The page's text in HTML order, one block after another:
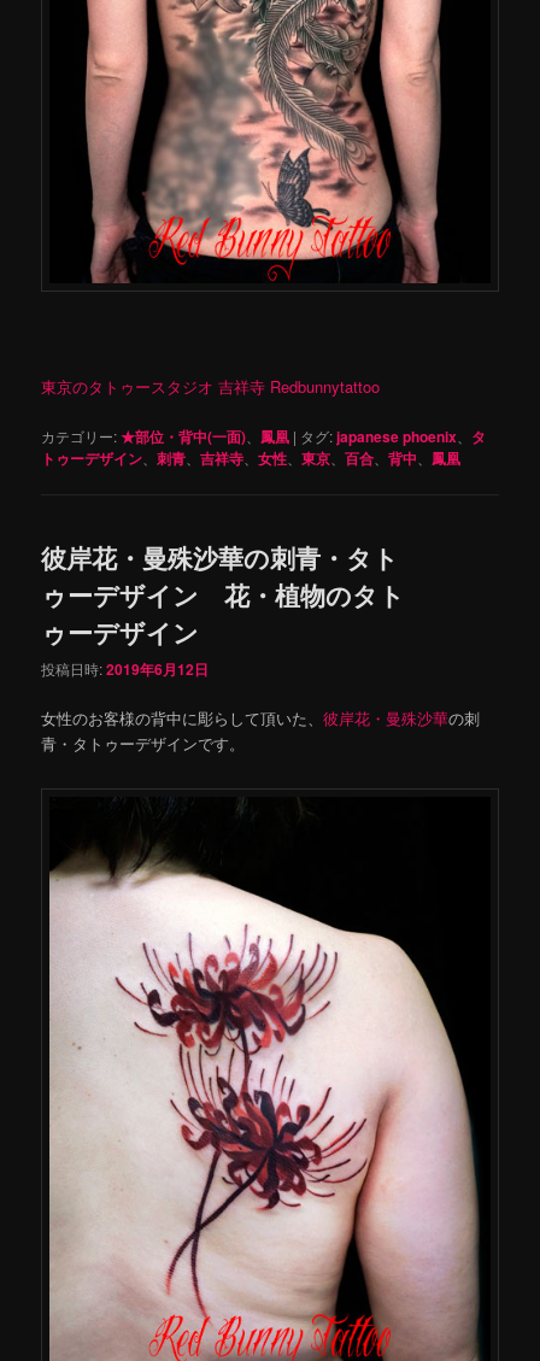
東京のタトゥースタジオ 吉祥寺 Redbunnytattoo
カテゴリー:★部位・背中(一面) 鳳凰 | タグ:japanese phoenix
タ
トゥーデザイン 、刺青 、吉祥寺 、女性 、東京 、百合 、背中 鳳凰
彼岸花・曼殊沙華の刺青・タト
ゥーデザイン 花・植物のタト
ゥーデザイン
投稿日時:2019年6月12日
女性のお客様の背中に彫らして頂いた、彼岸花・曼殊沙華の刺
青・タトゥーデザインです。